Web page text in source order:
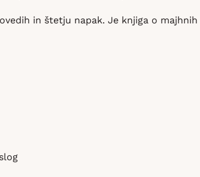
in štetju napak. Je knjiga o